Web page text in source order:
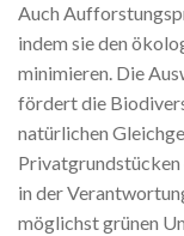
Auch
indem sie den
minimieren. Die
fördert die
natürlichen
Privatgrundstücken
in der
möglichst grünen